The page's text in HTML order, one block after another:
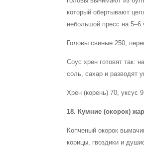
который обертывают
небольшой пресс на
Головы свиные 250,
Соус хрен готовят так:
соль, сахар и разводят
Хрен (корень) 70, уксус
18. Кумние (окорок)
Копченый окорок
корицы, гвоздики и